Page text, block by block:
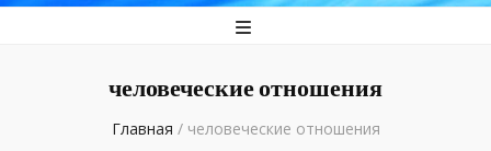
человеческие отношения
Главная / человеческие отношения